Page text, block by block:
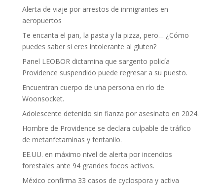
Alerta de viaje por arrestos de inmigrantes en
aeropuertos
Te encanta el pan, la pasta y la pizza, pero… ¿Cómo
puedes saber si eres intolerante al gluten?
Panel LEOBOR dictamina que sargento policía
Providence suspendido puede regresar a su puesto.
Encuentran cuerpo de una persona en río de
Woonsocket.
Adolescente detenido sin fianza por asesinato en 2024.
Hombre de Providence se declara culpable de tráfico
de metanfetaminas y fentanilo.
EE.UU. en máximo nivel de alerta por incendios
forestales ante 94 grandes focos activos.
México confirma 33 casos de cyclospora y activa